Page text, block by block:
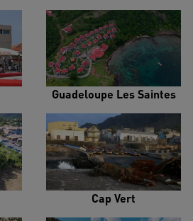
Guadeloupe Les Saintes
Cap Vert